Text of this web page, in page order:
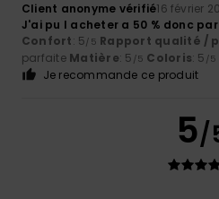
Client anonyme vérifié16 février
J'ai pu l acheter a 50 % donc
Confort: 5/5 Rapport qualité /
parfaite Matière: 5 /5 Coloris: 5 /5
Je recommande ce produit
5/